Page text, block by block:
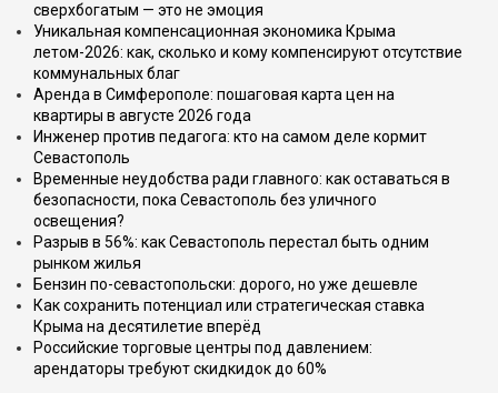
сверхбогатым — это не эмоция
Уникальная компенсационная экономика Крыма
летом-2026: как, сколько и кому компенсируют отсутствие
коммунальных благ
Аренда в Симферополе: пошаговая карта цен на
квартиры в августе 2026 года
Инженер против педагога: кто на самом деле кормит
Севастополь
Временные неудобства ради главного: как оставаться в
безопасности, пока Севастополь без уличного
освещения?
Разрыв в 56%: как Севастополь перестал быть одним
рынком жилья
Бензин по-севастопольски: дорого, но уже дешевле
Как сохранить потенциал или стратегическая ставка
Крыма на десятилетие вперёд
Российские торговые центры под давлением:
арендаторы требуют скидкидок до 60%